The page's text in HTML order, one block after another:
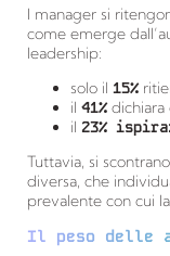
I manager si
come emerge
leadership:
solo il15%
il41%dichiara
il23%
Tuttavia, si
diversa, che
prevalente con cui
Il peso delle